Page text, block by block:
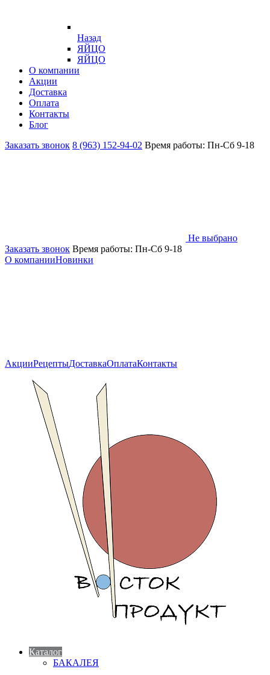
Назад
ЯЙЦО
ЯЙЦО
О компании
Акции
Доставка
Оплата
Контакты
Блог
Заказать звонок 8 (963) 152-94-02 Время работы: Пн-Сб 9-18
Не выбрано
Заказать звонок Время работы: Пн-Сб 9-18
О компанииНовинки
АкцииРецептыДоставкаОплатаКонтакты
Каталог
БАКАЛЕЯ